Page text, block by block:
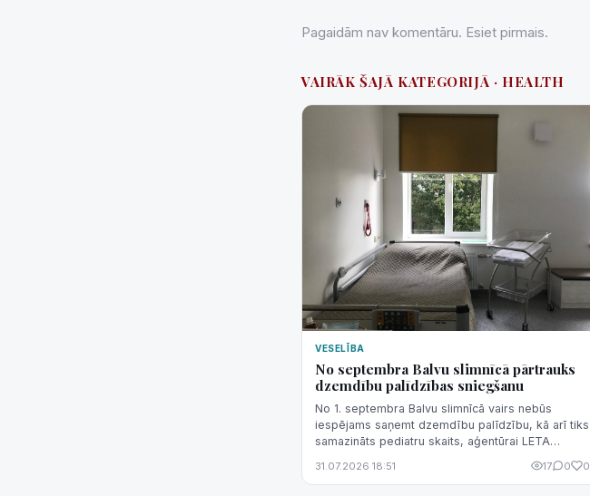
Pagaidām nav komentāru. Esiet pirmais.
VAIRĀK ŠAJĀ KATEGORIJĀ · HEALTH
VESELĪBA
No septembra Balvu slimnīcā pārtrauks
dzemdību palīdzības sniegšanu
No 1. septembra Balvu slimnīcā vairs nebūs
iespējams saņemt dzemdību palīdzību, kā arī tiks
samazināts pediatru skaits, aģentūrai LETA
apvienība" valdes lo...
31.07.2026 18:51 17 0 0